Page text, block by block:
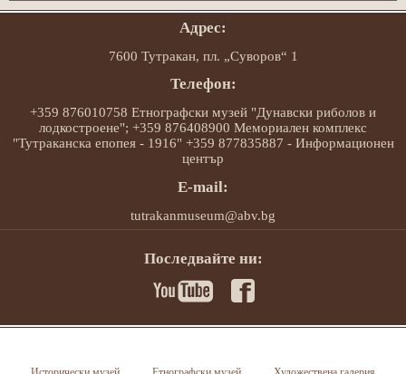
Адрес:
7600 Тутракан, пл. „Суворов“ 1
Телефон:
+359 876010758 Етнографски музей "Дунавски риболов и
лодкостроене"; +359 876408900 Мемориален комплекс
"Тутраканска епопея - 1916" +359 877835887 - Информационен
център
E-mail:
tutrakanmuseum@abv.bg
Последвайте ни: